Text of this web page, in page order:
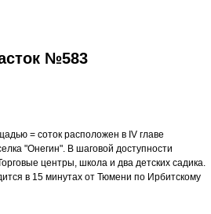
№583
= соток расположен в IV главе
"Онегин". В шаговой доступности
центры, школа и два детских садика.
в 15 минутах от Тюмени по Ирбитскому